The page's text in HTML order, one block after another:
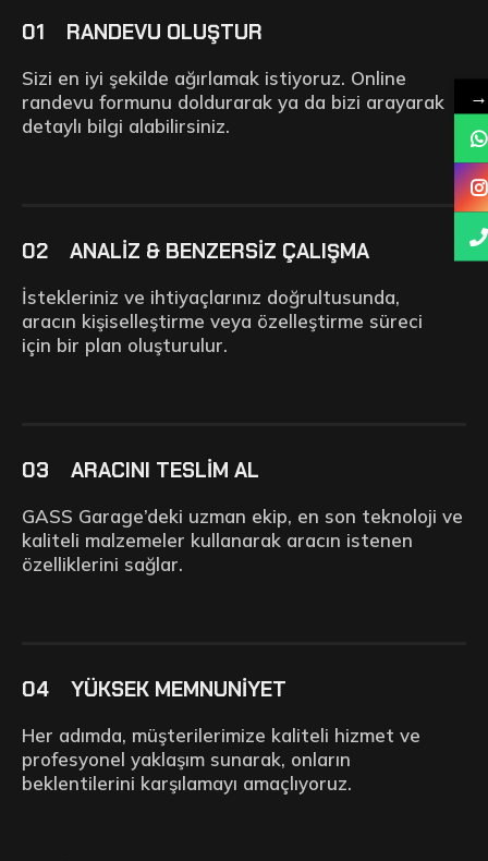
01 RANDEVU OLUŞTUR
Sizi en iyi şekilde ağırlamak istiyoruz. Online
randevu formunu doldurarak ya da bizi arayarak
detaylı bilgi alabilirsiniz.
02 ANALİZ & BENZERSİZ ÇALIŞMA
İstekleriniz ve ihtiyaçlarınız doğrultusunda,
aracın kişiselleştirme veya özelleştirme süreci
için bir plan oluşturulur.
03 ARACINI TESLİM AL
GASS Garage’deki uzman ekip, en son teknoloji ve
kaliteli malzemeler kullanarak aracın istenen
özelliklerini sağlar.
04 YÜKSEK MEMNUNİYET
Her adımda, müşterilerimize kaliteli hizmet ve
profesyonel yaklaşım sunarak, onların
beklentilerini karşılamayı amaçlıyoruz.
→